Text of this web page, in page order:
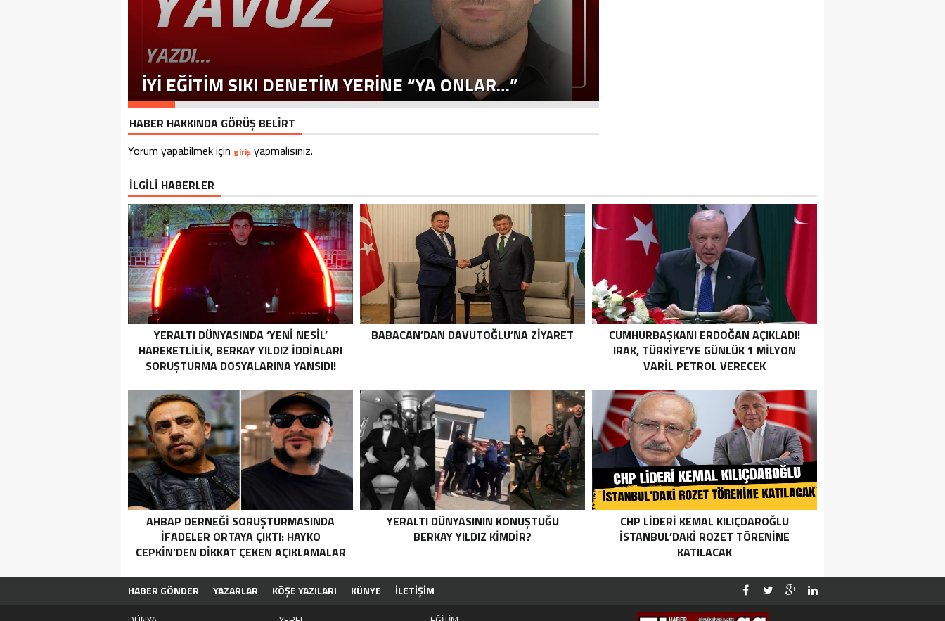
İYI EĞITIM SIKI DENETIM YERINE “YA ONLAR…”
HABER HAKKINDA GÖRÜŞ BELİRT
Yorum yapabilmek için giriş yapmalısınız.
İLGİLİ HABERLER
YERALTI DÜNYASINDA ‘YENI NESIL’
HAREKETLILIK, BERKAY YILDIZ İDDIALARI
SORUŞTURMA DOSYALARINA YANSIDI!
BABACAN’DAN DAVUTOĞLU’NA ZIYARET
CUMHURBAŞKANI ERDOĞAN AÇIKLADI!
IRAK, TÜRKIYE’YE GÜNLÜK 1 MILYON
VARIL PETROL VERECEK
AHBAP DERNEĞI SORUŞTURMASINDA
İFADELER ORTAYA ÇIKTI: HAYKO
CEPKIN’DEN DIKKAT ÇEKEN AÇIKLAMALAR
YERALTI DÜNYASININ KONUŞTUĞU
BERKAY YILDIZ KIMDIR?
CHP LIDERI KEMAL KILIÇDAROĞLU
İSTANBUL’DAKI ROZET TÖRENINE
KATILACAK
HABER GÖNDER YAZARLAR KÖŞE YAZILARI KÜNYE
İLETİŞİM